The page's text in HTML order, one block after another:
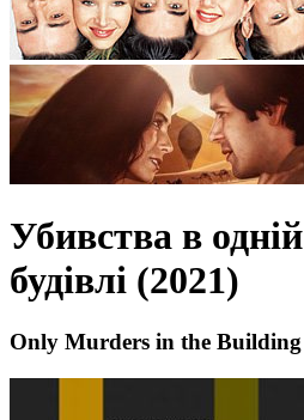
Убивства в одній
будівлі (2021)
Only Murders in the Building